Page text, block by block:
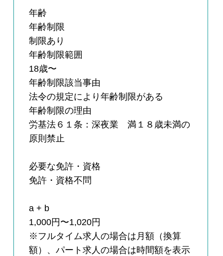
年齢
年齢制限
制限あり
年齢制限範囲
18歳〜
年齢制限該当事由
法令の規定により年齢制限がある
年齢制限の理由
労基法６１条：深夜業 満１８歳未満の
原則禁止
必要な免許・資格
免許・資格不問
a + b
1,000円〜1,020円
※フルタイム求人の場合は月額（換算
額）、パート求人の場合は時間額を表示